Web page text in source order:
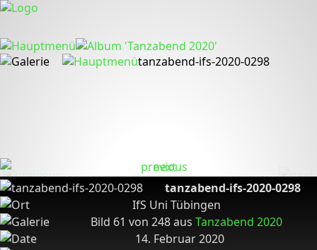
tanzabend-ifs-2020-0298
tanzabend-ifs-2020-0298
IfS Uni Tübingen
Bild 61 von 248 aus Tanzabend 2020
14. Februar 2020